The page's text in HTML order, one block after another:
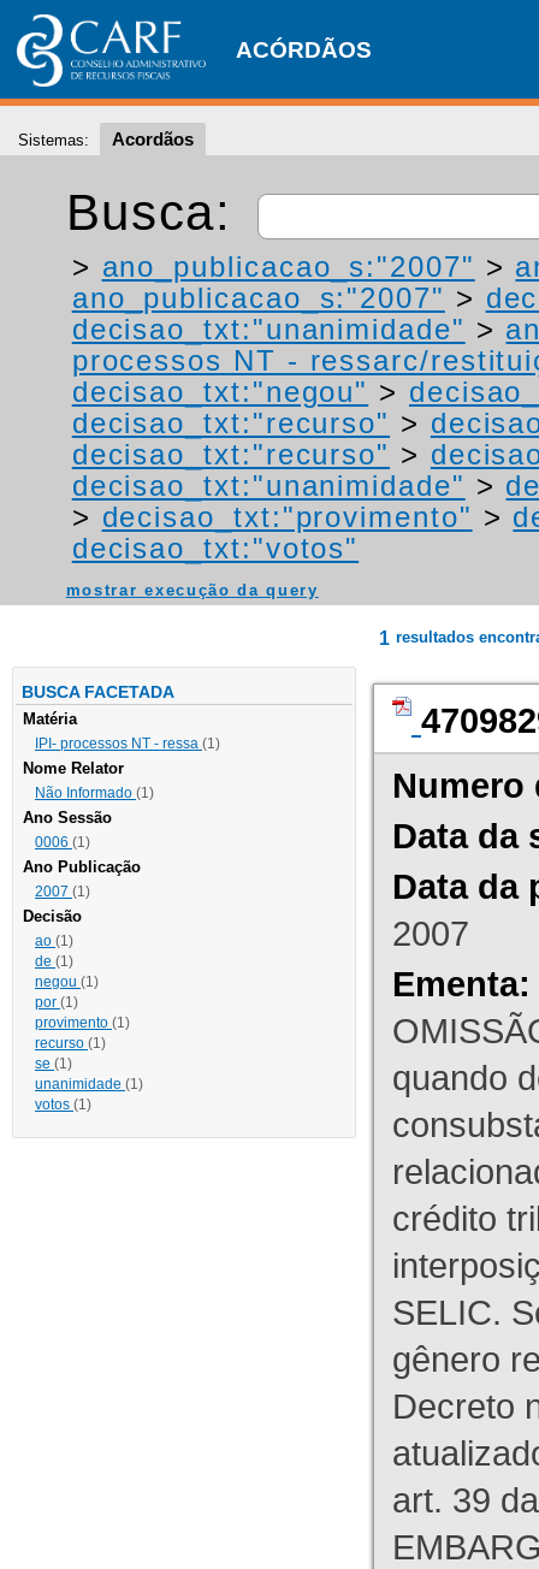
ACÓRDÃOS
Sistemas: Acordãos
Busca:
> ano_publicacao_s:"2007" >
ano_publicacao_s:"2007" >
decisao_txt:"unanimidade" >
processos NT - ressarc/
decisao_txt:"negou" >
decisao_txt:"recurso" >
decisao_txt:"recurso" >
decisao_txt:"unanimidade" >
> decisao_txt:"provimento" >
decisao_txt:"votos"
mostrar execução da query
BUSCA FACETADA
Matéria
IPI- processos NT - ressa (1)
Nome Relator
Não Informado (1)
Ano Sessão
0006 (1)
Ano Publicação
2007 (1)
Decisão
ao (1)
de (1)
negou (1)
por (1)
provimento (1)
recurso (1)
se (1)
unanimidade (1)
votos (1)
1 resultados
Numero
Data da
Data da
2007
Ementa:
quando
crédito
SELIC.
gênero
Decreto
art. 39